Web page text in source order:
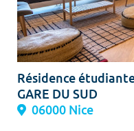
Résidence étudiante
GARE DU SUD
06000 Nice